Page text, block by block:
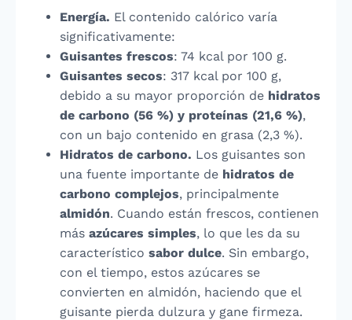
Energía. El contenido calórico varía
significativamente:
Guisantes frescos: 74 kcal por 100 g.
Guisantes secos: 317 kcal por 100 g,
debido a su mayor proporción de hidratos
de carbono (56 %) y proteínas (21,6 %),
con un bajo contenido en grasa (2,3 %).
Hidratos de carbono. Los guisantes son
una fuente importante de hidratos de
carbono complejos, principalmente
almidón. Cuando están frescos, contienen
más azúcares simples, lo que les da su
característico sabor dulce. Sin embargo,
con el tiempo, estos azúcares se
convierten en almidón, haciendo que el
guisante pierda dulzura y gane firmeza.